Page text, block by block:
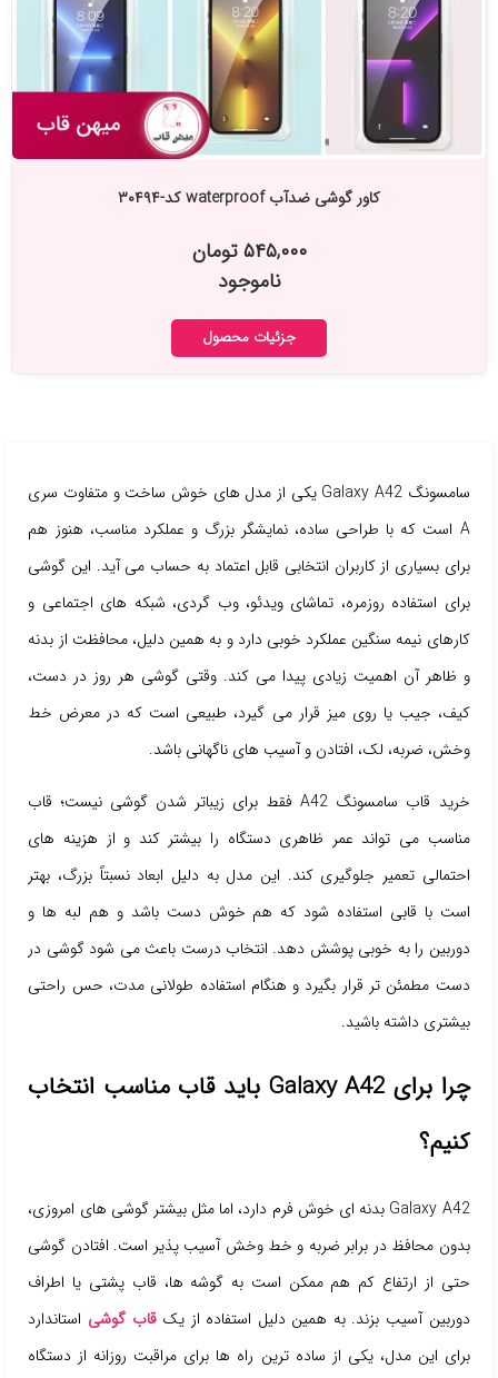
کاور گوشی ضدآب waterproof کد-۳۰۴۹۴
۵۴۵,۰۰۰ تومان
ناموجود
جزئیات محصول
سامسونگ Galaxy A42 یکی از مدل های خوش ساخت و متفاوت سری
A است که با طراحی ساده، نمایشگر بزرگ و عملکرد مناسب، هنوز هم
برای بسیاری از کاربران انتخابی قابل اعتماد به حساب می آید. این گوشی
برای استفاده روزمره، تماشای ویدئو، وب گردی، شبکه های اجتماعی و
کارهای نیمه سنگین عملکرد خوبی دارد و به همین دلیل، محافظت از بدنه
و ظاهر آن اهمیت زیادی پیدا می کند. وقتی گوشی هر روز در دست،
کیف، جیب یا روی میز قرار می گیرد، طبیعی است که در معرض خط
وخش، ضربه، لک، افتادن و آسیب های ناگهانی باشد.
خرید قاب سامسونگ A42 فقط برای زیباتر شدن گوشی نیست؛ قاب
مناسب می تواند عمر ظاهری دستگاه را بیشتر کند و از هزینه های
احتمالی تعمیر جلوگیری کند. این مدل به دلیل ابعاد نسبتاً بزرگ، بهتر
است با قابی استفاده شود که هم خوش دست باشد و هم لبه ها و
دوربین را به خوبی پوشش دهد. انتخاب درست باعث می شود گوشی در
دست مطمئن تر قرار بگیرد و هنگام استفاده طولانی مدت، حس راحتی
بیشتری داشته باشید.
چرا برای Galaxy A42 باید قاب مناسب انتخاب
کنیم؟
Galaxy A42 بدنه ای خوش فرم دارد، اما مثل بیشتر گوشی های امروزی،
بدون محافظ در برابر ضربه و خط وخش آسیب پذیر است. افتادن گوشی
حتی از ارتفاع کم هم ممکن است به گوشه ها، قاب پشتی یا اطراف
دوربین آسیب بزند. به همین دلیل استفاده از یکقاب گوشی استاندارد
برای این مدل، یکی از ساده ترین راه ها برای مراقبت روزانه از دستگاه